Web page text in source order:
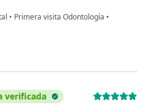
• Primera visita Odontología •
Martinez Ortega
verificada